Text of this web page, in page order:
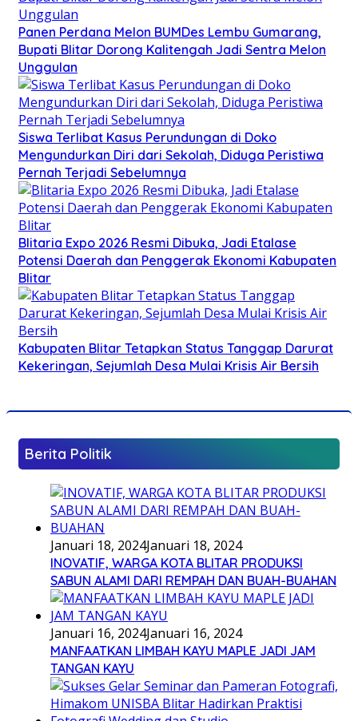
Panen Perdana Melon BUMDes Lembu Gumarang,
Bupati Blitar Dorong Kalitengah Jadi Sentra Melon
Unggulan
Siswa Terlibat Kasus Perundungan di Doko
Mengundurkan Diri dari Sekolah, Diduga Peristiwa
Pernah Terjadi Sebelumnya
Blitaria Expo 2026 Resmi Dibuka, Jadi Etalase
Potensi Daerah dan Penggerak Ekonomi Kabupaten
Blitar
Kabupaten Blitar Tetapkan Status Tanggap Darurat
Kekeringan, Sejumlah Desa Mulai Krisis Air Bersih
Berita Politik
Januari 18, 2024Januari 18, 2024
INOVATIF, WARGA KOTA BLITAR PRODUKSI
SABUN ALAMI DARI REMPAH DAN BUAH-BUAHAN
Januari 16, 2024Januari 16, 2024
MANFAATKAN LIMBAH KAYU MAPLE JADI JAM
TANGAN KAYU